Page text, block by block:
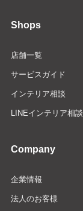
Shops
店舗一覧
サービスガイド
インテリア相談
LINEインテリア相談
Company
企業情報
法人のお客様